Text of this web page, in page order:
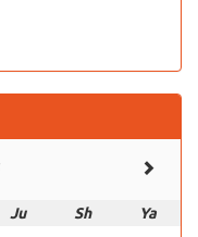
Ju Sh
Ya